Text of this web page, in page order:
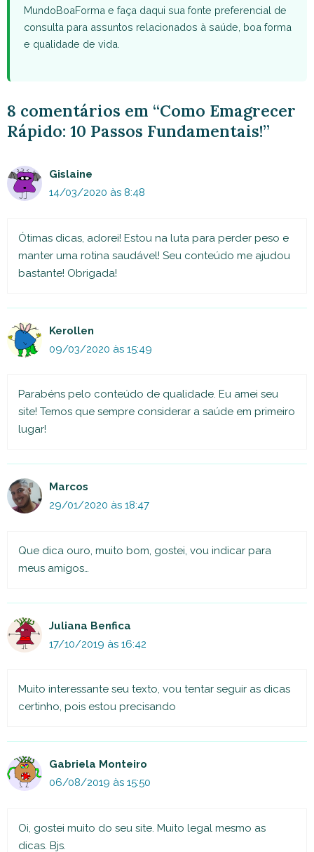
MundoBoaForma e faça daqui sua fonte preferencial de
consulta para assuntos relacionados à saúde, boa forma
e qualidade de vida.
8 comentários em “Como Emagrecer
Rápido: 10 Passos Fundamentais!”
Gislaine
14/03/2020 às 8:48
Ótimas dicas, adorei! Estou na luta para perder peso e
manter uma rotina saudável! Seu conteúdo me ajudou
bastante! Obrigada!
Kerollen
09/03/2020 às 15:49
Parabéns pelo conteúdo de qualidade. Eu amei seu
site! Temos que sempre considerar a saúde em primeiro
lugar!
Marcos
29/01/2020 às 18:47
Que dica ouro, muito bom, gostei, vou indicar para
meus amigos…
Juliana Benfica
17/10/2019 às 16:42
Muito interessante seu texto, vou tentar seguir as dicas
certinho, pois estou precisando
Gabriela Monteiro
06/08/2019 às 15:50
Oi, gostei muito do seu site. Muito legal mesmo as
dicas. Bjs.